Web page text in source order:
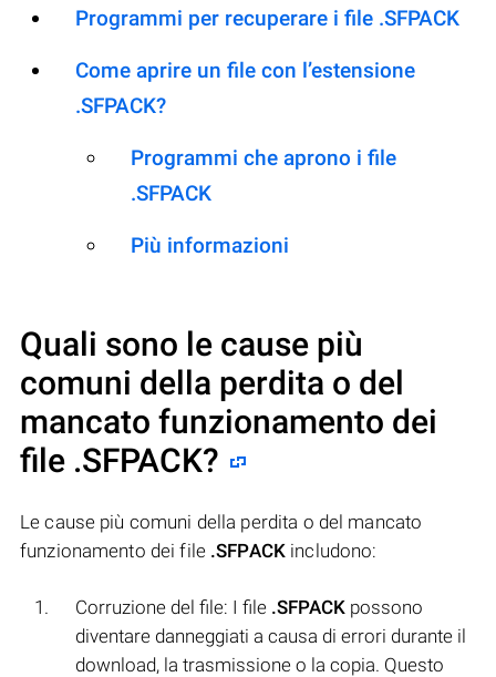
Programmi per recuperare i file .SFPACK
Come aprire un file con l’estensione
.SFPACK?
Programmi che aprono i file
.SFPACK
Più informazioni
Quali sono le cause più
comuni della perdita o del
mancato funzionamento dei
file .SFPACK?
Le cause più comuni della perdita o del mancato
funzionamento dei file .SFPACK includono:
Corruzione del file: I file .SFPACK possono
diventare danneggiati a causa di errori durante il
download, la trasmissione o la copia. Questo